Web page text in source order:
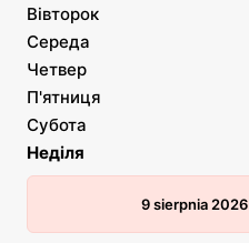
Вівторок
Середа
Четвер
П'ятниця
Субота
Неділя
9 sierpnia 2026